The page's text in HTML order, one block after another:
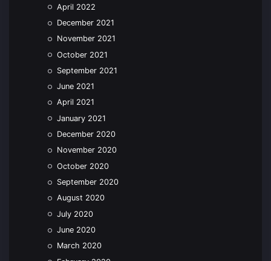
April 2022
December 2021
November 2021
October 2021
September 2021
June 2021
April 2021
January 2021
December 2020
November 2020
October 2020
September 2020
August 2020
July 2020
June 2020
March 2020